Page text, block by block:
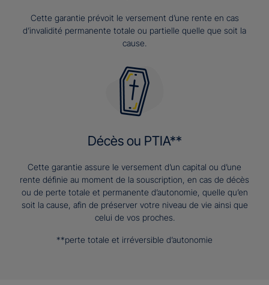
Cette garantie prévoit le versement d’une rente en cas
d’invalidité permanente totale ou partielle quelle que soit la
cause.
Décès ou PTIA**
Cette garantie assure le versement d’un capital ou d’une
rente définie au moment de la souscription, en cas de décès
ou de perte totale et permanente d’autonomie, quelle qu’en
soit la cause, afin de préserver votre niveau de vie ainsi que
celui de vos proches.
**perte totale et irréversible d’autonomie